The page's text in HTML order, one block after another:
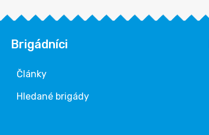
Brigádníci
Články
Hledané brigády